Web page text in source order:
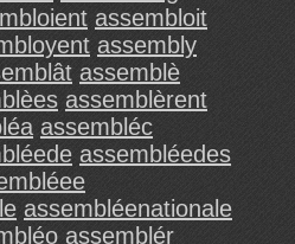
assembloit
assembly
assemblè
assemblèrent
assembléc
assembléedes
assembléenationale
assemblér